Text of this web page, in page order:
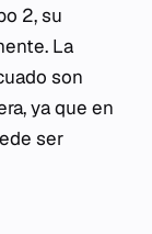
2, su
La
son
ya que en
ser